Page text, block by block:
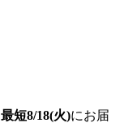
最短8/18(火)にお届